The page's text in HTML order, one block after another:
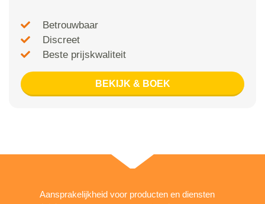
Betrouwbaar
Discreet
Beste prijskwaliteit
BEKIJK & BOEK
Aansprakelijkheid voor producten en diensten